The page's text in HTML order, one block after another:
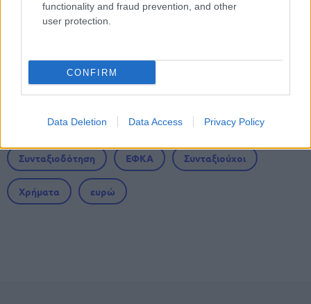
functionality and fraud prevention, and other
user protection.
CONFIRM
Data Deletion Data Access Privacy Policy
e-ΕΦΚΑ: Αφορολόγητο και
ακατάσχετο επίδομα έως 846 ευρώ -
Συνταξιοδότηση ΕΦΚΑ Συνταξιούχοι
Χρήματα ευρώ